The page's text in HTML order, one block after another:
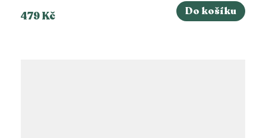
479 Kč Do košíku